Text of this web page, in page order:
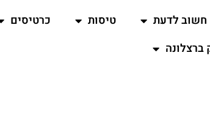
חשוב לדעת טיסות
כרטיסים
ברצלונה